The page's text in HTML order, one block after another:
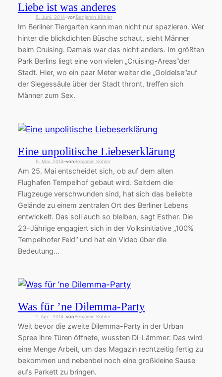
Liebe ist was anderes
5. Juni. 2014—vonBenjamin Köhler
Im Berliner Tiergarten kann man nicht nur spazieren. Wer
hinter die blickdichten Büsche schaut, sieht Männer
beim Cruising. Damals war das nicht anders. Im größten
Park Berlins liegt eine von vielen „Cruising-Areas“der
Stadt. Hier, wo ein paar Meter weiter die „Goldelse“auf
der Siegessäule über der Stadt thront, treffen sich
Männer zum Sex.
Eine unpolitische Liebeserklärung
9. Mai. 2014—vonBenjamin Köhler
Am 25. Mai entscheidet sich, ob auf dem alten
Flughafen Tempelhof gebaut wird. Seitdem die
Flugzeuge verschwunden sind, hat sich das beliebte
Gelände zu einem zentralen Ort des Berliner Lebens
entwickelt. Das soll auch so bleiben, sagt Esther. Die
23-Jährige engagiert sich in der Volksinitiative „100%
Tempelhofer Feld“ und hat ein Video über die
Bedeutung…
Was für ’ne Dilemma-Party
1. Apr.. 2014—von Benjamin Köhler
Weit bevor die zweite Dilemma-Party in der Urban
Spree ihre Türen öffnete, wussten Di-Lämmer: Das wird
eine Menge Arbeit, um das Magazin rechtzeitig fertig zu
bekommen und nebenbei noch eine großkleine Sause
aufs Parkett zu bringen.